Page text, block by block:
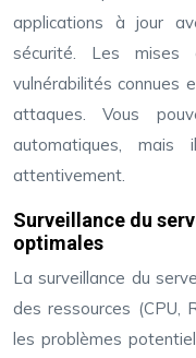
applications à jour
sécurité. Les
vulnérabilités connues
attaques. Vous
automatiques,
attentivement.
Surveillance du
optimales
La surveillance du
des ressources (CPU,
les problèmes